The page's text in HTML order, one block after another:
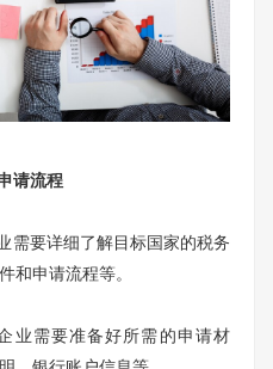
请流程
要详细了解目标国家的税务
和申请流程等。
需要准备好所需的申请材